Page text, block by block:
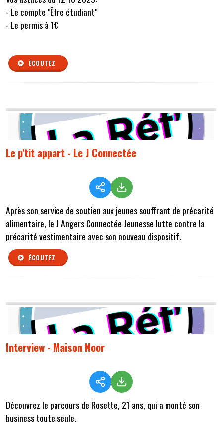
- Le compte "Être étudiant"
- Le permis à 1€
ÉCOUTEZ
Le p'tit appart - Le J Connectée
Après son service de soutien aux jeunes souffrant de précarité
alimentaire, le J Angers Connectée Jeunesse lutte contre la
précarité vestimentaire avec son nouveau dispositif.
ÉCOUTEZ
Interview - Maison Noor
Découvrez le parcours de Rosette, 21 ans, qui a monté son
business toute seule.